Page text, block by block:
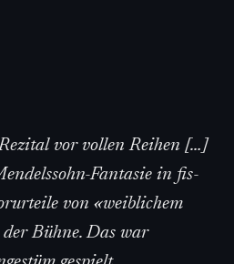
vor vollen Reihen […]
Fantasie in fis-
von «weiblichem
Bühne. Das war